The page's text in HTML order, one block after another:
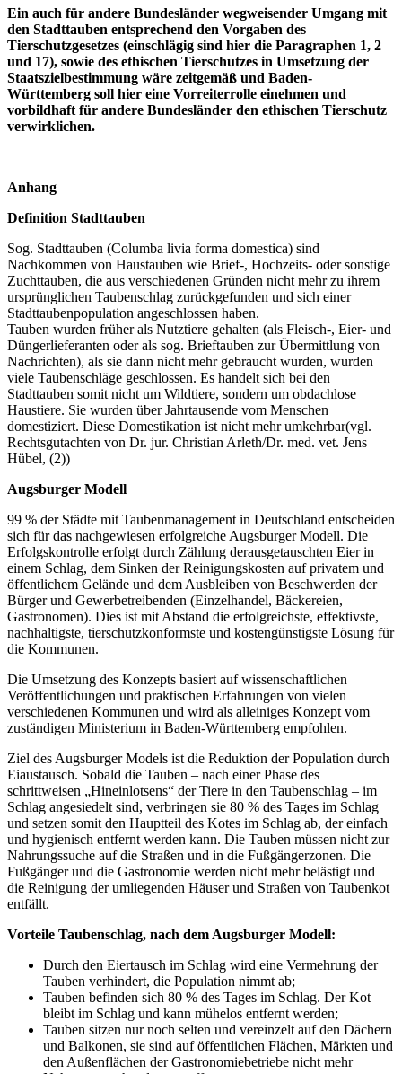
Ein auch für andere Bundesländer wegweisender Umgang mit
den Stadttauben entsprechend den Vorgaben des
Tierschutzgesetzes (einschlägig sind hier die Paragraphen 1, 2
und 17), sowie des ethischen Tierschutzes in Umsetzung der
Staatszielbestimmung wäre zeitgemäß und Baden-
Württemberg soll hier eine Vorreiterrolle einehmen und
vorbildhaft für andere Bundesländer den ethischen Tierschutz
verwirklichen.
Anhang
Definition Stadttauben
Sog. Stadttauben (Columba livia forma domestica) sind
Nachkommen von Haustauben wie Brief-, Hochzeits- oder sonstige
Zuchttauben, die aus verschiedenen Gründen nicht mehr zu ihrem
ursprünglichen Taubenschlag zurückgefunden und sich einer
Stadttaubenpopulation angeschlossen haben.
Tauben wurden früher als Nutztiere gehalten (als Fleisch-, Eier- und
Düngerlieferanten oder als sog. Brieftauben zur Übermittlung von
Nachrichten), als sie dann nicht mehr gebraucht wurden, wurden
viele Taubenschläge geschlossen. Es handelt sich bei den
Stadttauben somit nicht um Wildtiere, sondern um obdachlose
Haustiere. Sie wurden über Jahrtausende vom Menschen
domestiziert. Diese Domestikation ist nicht mehr umkehrbar(vgl.
Rechtsgutachten von Dr. jur. Christian Arleth/Dr. med. vet. Jens
Hübel, (2))
Augsburger Modell
99 % der Städte mit Taubenmanagement in Deutschland entscheiden
sich für das nachgewiesen erfolgreiche Augsburger Modell. Die
Erfolgskontrolle erfolgt durch Zählung derausgetauschten Eier in
einem Schlag, dem Sinken der Reinigungskosten auf privatem und
öffentlichem Gelände und dem Ausbleiben von Beschwerden der
Bürger und Gewerbetreibenden (Einzelhandel, Bäckereien,
Gastronomen). Dies ist mit Abstand die erfolgreichste, effektivste,
nachhaltigste, tierschutzkonformste und kostengünstigste Lösung für
die Kommunen.
Die Umsetzung des Konzepts basiert auf wissenschaftlichen
Veröffentlichungen und praktischen Erfahrungen von vielen
verschiedenen Kommunen und wird als alleiniges Konzept vom
zuständigen Ministerium in Baden-Württemberg empfohlen.
Ziel des Augsburger Models ist die Reduktion der Population durch
Eiaustausch. Sobald die Tauben – nach einer Phase des
schrittweisen „Hineinlotsens“ der Tiere in den Taubenschlag – im
Schlag angesiedelt sind, verbringen sie 80 % des Tages im Schlag
und setzen somit den Hauptteil des Kotes im Schlag ab, der einfach
und hygienisch entfernt werden kann. Die Tauben müssen nicht zur
Nahrungssuche auf die Straßen und in die Fußgängerzonen. Die
Fußgänger und die Gastronomie werden nicht mehr belästigt und
die Reinigung der umliegenden Häuser und Straßen von Taubenkot
entfällt.
Vorteile Taubenschlag, nach dem Augsburger Modell:
Durch den Eiertausch im Schlag wird eine Vermehrung der
Tauben verhindert, die Population nimmt ab;
Tauben befinden sich 80 % des Tages im Schlag. Der Kot
bleibt im Schlag und kann mühelos entfernt werden;
Tauben sitzen nur noch selten und vereinzelt auf den Dächern
und Balkonen, sie sind auf öffentlichen Flächen, Märkten und
den Außenflächen der Gastronomiebetriebe nicht mehr